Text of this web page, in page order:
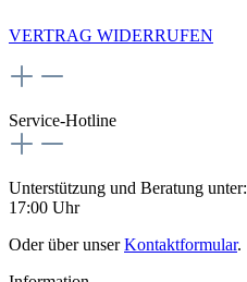
VERTRAG WIDERRUFEN
Service-Hotline
Unterstützung und Beratung unter:
17:00 Uhr
Oder über unserKontaktformular.